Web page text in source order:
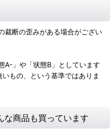
裁断の歪みがある場合がござい
A-」や「状態B」としています
もの、という基準ではありま
な商品も買っています